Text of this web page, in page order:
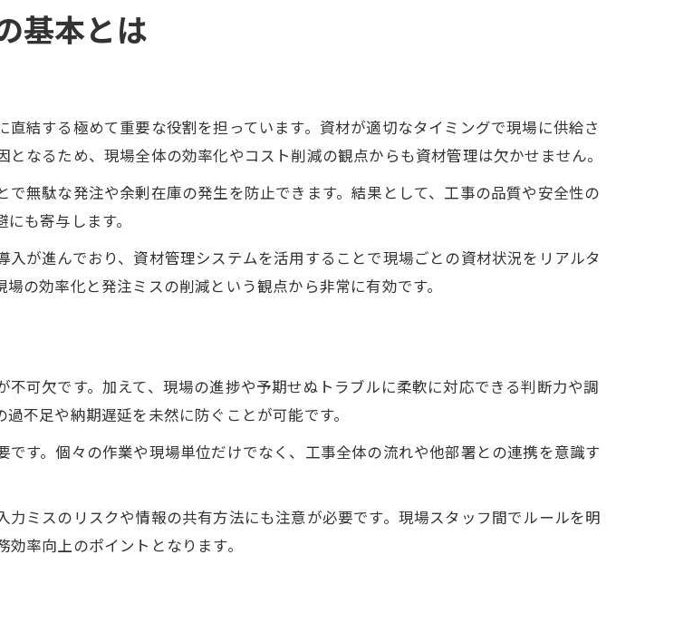
る資材管理の工夫集
効率化に役立つ資材管理の工夫
業務に資材管理システムを活用する
クセル導入による作業効率UP法
ル活用術と応用ポイント
最適な資材管理エクセル活用法
資材管理を効率化する具体的手順
場向け資材管理エクセルの工夫
ための発注タイミング解説
資材の在庫過多を防ぐ発注管理法
おける適切な発注タイミングの見極め
余剰を防ぐ設備工事資材管理のコツ
エクセルを使った発注タイミング管理
場で失敗しない発注計画の立て方
基本とは
結する極めて重要な役割を担っています。資材が適切なタイミングで現場に供給さ
なるため、現場全体の効率化やコスト削減の観点からも資材管理は欠かせません。
無駄な発注や余剰在庫の発生を防止できます。結果として、工事の品質や安全性の
も寄与します。
が進んでおり、資材管理システムを活用することで現場ごとの資材状況をリアルタ
の効率化と発注ミスの削減という観点から非常に有効です。
可欠です。加えて、現場の進捗や予期せぬトラブルに柔軟に対応できる判断力や調
不足や納期遅延を未然に防ぐことが可能です。
す。個々の作業や現場単位だけでなく、工事全体の流れや他部署との連携を意識す
ミスのリスクや情報の共有方法にも注意が必要です。現場スタッフ間でルールを明
率向上のポイントとなります。